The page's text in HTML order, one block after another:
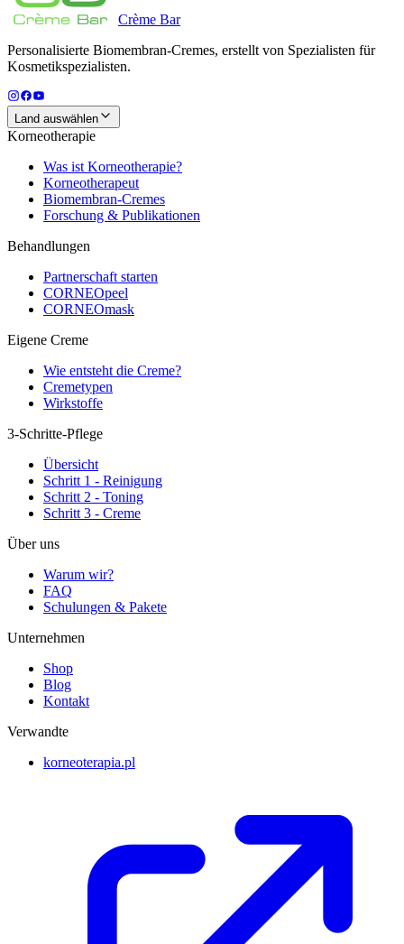
Crème Bar
Personalisierte Biomembran-Cremes, erstellt von Spezialisten für
Kosmetikspezialisten.
Land auswählen
Korneotherapie
Was ist Korneotherapie?
Korneotherapeut
Biomembran-Cremes
Forschung & Publikationen
Behandlungen
Partnerschaft starten
CORNEOpeel
CORNEOmask
Eigene Creme
Wie entsteht die Creme?
Cremetypen
Wirkstoffe
3-Schritte-Pflege
Übersicht
Schritt 1 - Reinigung
Schritt 2 - Toning
Schritt 3 - Creme
Über uns
Warum wir?
FAQ
Schulungen & Pakete
Unternehmen
Shop
Blog
Kontakt
Verwandte
korneoterapia.pl